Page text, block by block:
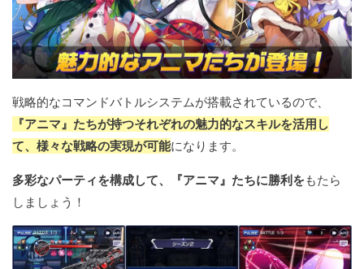
戦略的なコマンドバトルシステムが搭載されているので、
『アニマ』たちが持つそれぞれの魅力的なスキルを活用し
て、様々な戦略の実現が可能になります。
多彩なパーティを構成して、『アニマ』たちに勝利を もたら
しましょう！